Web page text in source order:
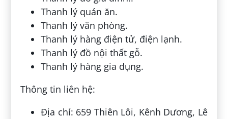
Thanh lý quán ăn.
Thanh lý văn phòng.
Thanh lý hàng điện tử, điện lạnh.
Thanh lý đồ nội thất gỗ.
Thanh lý hàng gia dụng.
Thông tin liên hệ:
Địa chỉ: 659 Thiên Lôi, Kênh Dương, Lê